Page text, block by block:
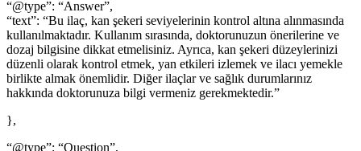
“@type”: “Answer”,
“text”: “Bu ilaç, kan şekeri seviyelerinin kontrol altına alınmasında
kullanılmaktadır. Kullanım sırasında, doktorunuzun önerilerine ve
dozaj bilgisine dikkat etmelisiniz. Ayrıca, kan şekeri düzeylerinizi
düzenli olarak kontrol etmek, yan etkileri izlemek ve ilacı yemekle
birlikte almak önemlidir. Diğer ilaçlar ve sağlık durumlarınız
hakkında doktorunuza bilgi vermeniz gerekmektedir.”
},
“@type”: “Question”,